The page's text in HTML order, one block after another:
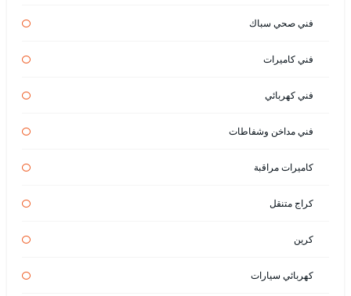
فني صحي سباك
فني كاميرات
فني كهربائي
فني مداخن وشفاطات
كاميرات مراقبة
كراج متنقل
كرين
كهربائي سيارات